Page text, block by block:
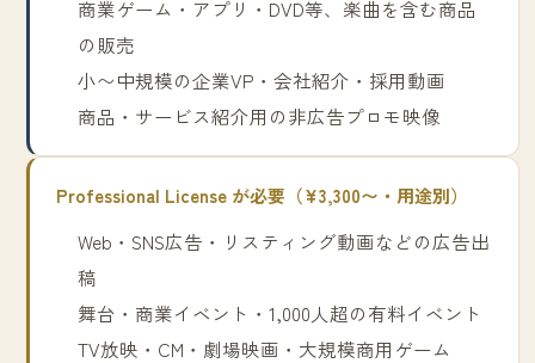
商業ゲーム・アプリ・DVD等、楽曲を含む商品
の販売
小〜中規模の企業VP・会社紹介・採用動画
商品・サービス紹介用の非広告プロモ映像
Professional License が必要（¥3,300〜・用途別）
Web・SNS広告・リスティング動画などの広告出
稿
舞台・商業イベント・1,000人超の有料イベント
TV放映・CM・劇場映画・大規模商用ゲーム